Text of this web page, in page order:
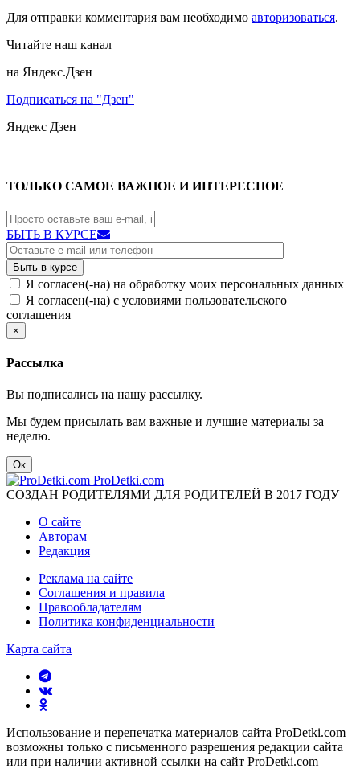
Для отправки комментария вам необходимо авторизоваться.
Читайте наш канал
на Яндекс.Дзен
Подписаться на "Дзен"
Яндекс Дзен
ТОЛЬКО САМОЕ ВАЖНОЕ И ИНТЕРЕСНОЕ
БЫТЬ В КУРСЕ
Я согласен(-на) на обработку моих персональных данных
Я согласен(-на) с условиями пользовательского
соглашения
×
Рассылка
Вы подписались на нашу рассылку.
Мы будем присылать вам важные и лучшие материалы за
неделю.
Ок
ProDetki.com
СОЗДАН РОДИТЕЛЯМИ ДЛЯ РОДИТЕЛЕЙ В 2017 ГОДУ
О сайте
Авторам
Редакция
Реклама на сайте
Соглашения и правила
Правообладателям
Политика конфиденциальности
Карта сайта
Использование и перепечатка материалов сайта ProDetki.com
возможны только с письменного разрешения редакции сайта
или при наличии активной ссылки на сайт ProDetki.com